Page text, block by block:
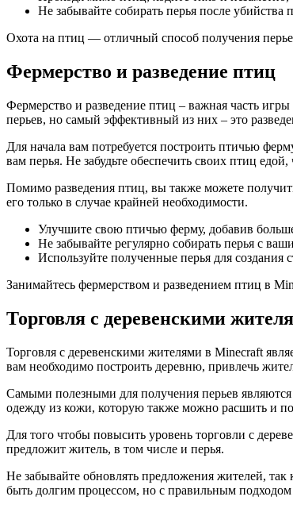
Не забывайте собирать перья после убийства
Охота на птиц — отличный способ получения
Фермерство и разведение птиц
Фермерство и разведение птиц – важная часть
перьев, но самый эффективный из них – это
Для начала вам потребуется построить птичью
вам перья. Не забудьте обеспечить своих птиц
Помимо разведения птиц, вы также можете
его только в случае крайней необходимости.
Улучшите свою птичью ферму, добавив
Не забывайте регулярно собирать перья с
Используйте полученные перья для создания
Занимайтесь фермерством и разведением птиц в
Торговля с деревенскими
Торговля с деревенскими жителями в Minecraft
вам необходимо построить деревню, привлечь
Самыми полезными для получения перьев
одежду из кожи, которую также можно расшить и
Для того чтобы повысить уровень торговли с
предложит житель, в том числе и перья.
Не забывайте обновлять предложения жителей,
быть долгим процессом, но с правильным